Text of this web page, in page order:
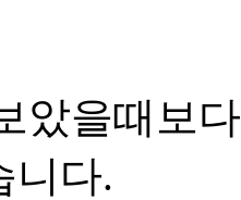
았을때보
니다.